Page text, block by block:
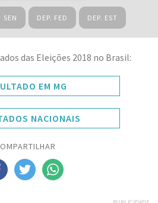
SEN DEP. FED DEP. EST
das Eleições 2018 no Brasil:
EM MG
NACIONAIS